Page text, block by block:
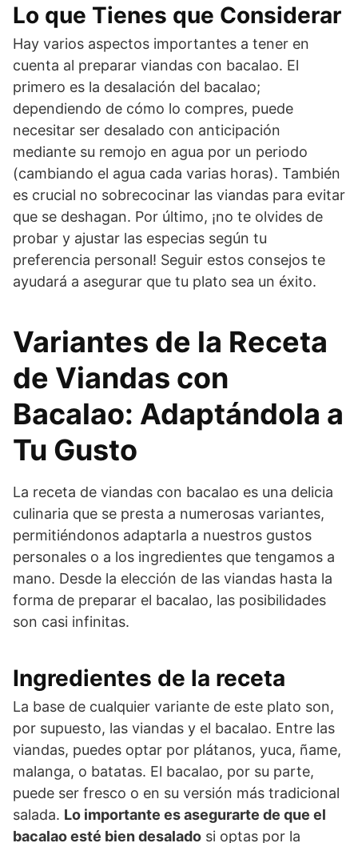
Lo que Tienes que Considerar
Hay varios aspectos importantes a tener en
cuenta al preparar viandas con bacalao. El
primero es la desalación del bacalao;
dependiendo de cómo lo compres, puede
necesitar ser desalado con anticipación
mediante su remojo en agua por un periodo
(cambiando el agua cada varias horas). También
es crucial no sobrecocinar las viandas para evitar
que se deshagan. Por último, ¡no te olvides de
probar y ajustar las especias según tu
preferencia personal! Seguir estos consejos te
ayudará a asegurar que tu plato sea un éxito.
Variantes de la Receta
de Viandas con
Bacalao: Adaptándola a
Tu Gusto
La receta de viandas con bacalao es una delicia
culinaria que se presta a numerosas variantes,
permitiéndonos adaptarla a nuestros gustos
personales o a los ingredientes que tengamos a
mano. Desde la elección de las viandas hasta la
forma de preparar el bacalao, las posibilidades
son casi infinitas.
Ingredientes de la receta
La base de cualquier variante de este plato son,
por supuesto, las viandas y el bacalao. Entre las
viandas, puedes optar por plátanos, yuca, ñame,
malanga, o batatas. El bacalao, por su parte,
puede ser fresco o en su versión más tradicional
salada. Lo importante es asegurarte de que el
bacalao esté bien desalado si optas por la